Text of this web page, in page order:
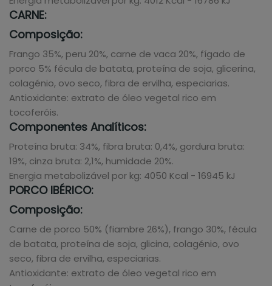
CARNE:
Composição:
Frango 35%, peru 20%, carne de vaca 20%, fígado de
porco 5% fécula de batata, proteína de soja, glicerina,
colagénio, ovo seco, fibra de ervilha, especiarias.
Antioxidante: extrato de óleo vegetal rico em
tocoferóis.
Componentes Analíticos:
Proteína bruta: 34%, fibra bruta: 0,4%, gordura bruta:
19%, cinza bruta: 2,1%, humidade 20%.
Energia metabolizável por kg: 4050 Kcal - 16945 kJ
PORCO IBÉRICO:
Composição:
Carne de porco 50% (fiambre 26%), frango 30%, fécula
de batata, proteína de soja, glicina, colagénio, ovo
seco, fibra de ervilha, especiarias.
Antioxidante: extrato de óleo vegetal rico em